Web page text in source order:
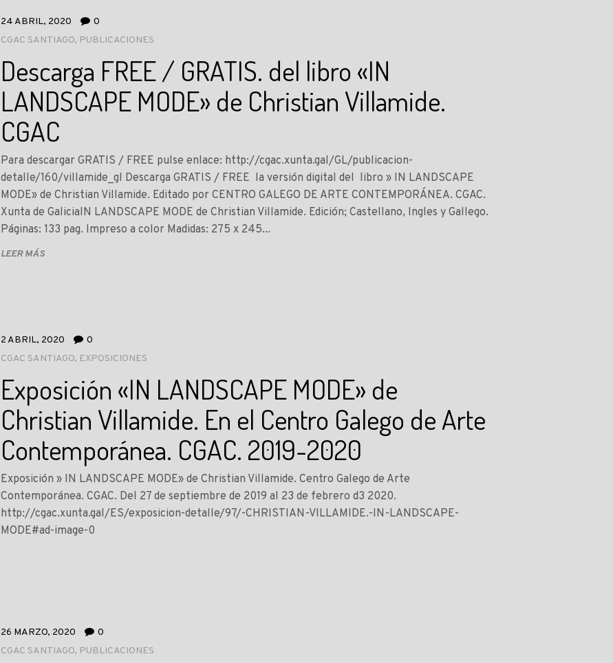
24 ABRIL, 2020
0
CGAC SANTIAGO, PUBLICACIONES
Descarga FREE / GRATIS. del libro «IN
LANDSCAPE MODE» de Christian Villamide.
CGAC
Para descargar GRATIS / FREE pulse enlace: http://cgac.xunta.gal/GL/publicacion-
detalle/160/villamide_gl Descarga GRATIS / FREE la versión digital del libro » IN LANDSCAPE
MODE» de Christian Villamide. Editado por CENTRO GALEGO DE ARTE CONTEMPORÁNEA. CGAC.
Xunta de GaliciaIN LANDSCAPE MODE de Christian Villamide. Edición; Castellano, Ingles y Gallego.
Páginas: 133 pag. Impreso a color Madidas: 27´5 x 24´5...
LEER MÁS
2 ABRIL, 2020
0
CGAC SANTIAGO, EXPOSICIONES
Exposición «IN LANDSCAPE MODE» de
Christian Villamide. En el Centro Galego de Arte
Contemporánea. CGAC. 2019-2020
Exposición » IN LANDSCAPE MODE» de Christian Villamide. Centro Galego de Arte
Contemporánea. CGAC. Del 27 de septiembre de 2019 al 23 de febrero d3 2020.
http://cgac.xunta.gal/ES/exposicion-detalle/97/-CHRISTIAN-VILLAMIDE.-IN-LANDSCAPE-
MODE#ad-image-0
26 MARZO, 2020
0
CGAC SANTIAGO, PUBLICACIONES